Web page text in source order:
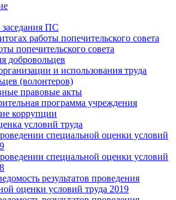
ПС
работы попечительского совета
попечительского совета
добровольцев
и использования труда
(волонтеров)
правовые акты
программа учреждения
коррупции
условий труда
специальной оценки условий
специальной оценки условий
результатов проведения
оценки условий труда 2019